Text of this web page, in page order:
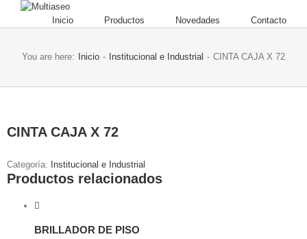
Inicio Productos Novedades Contacto
You are here: Inicio - Institucional e Industrial - CINTA CAJA X 72
CINTA CAJA X 72
Categoría: Institucional e Industrial
Productos relacionados
BRILLADOR DE PISO